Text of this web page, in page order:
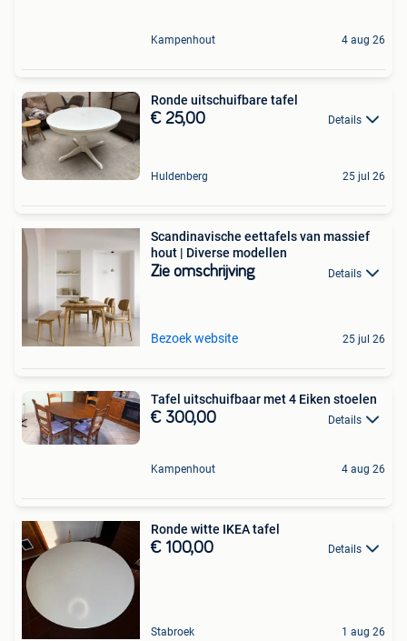
Kampenhout 4 aug 26
Ronde uitschuifbare tafel
€ 25,00 Details
Huldenberg 25 jul 26
Scandinavische eettafels van massief
hout | Diverse modellen
Zie omschrijving Details
Bezoek website 25 jul 26
Tafel uitschuifbaar met 4 Eiken stoelen
€ 300,00 Details
Kampenhout 4 aug 26
Ronde witte IKEA tafel
€ 100,00 Details
Stabroek 1 aug 26